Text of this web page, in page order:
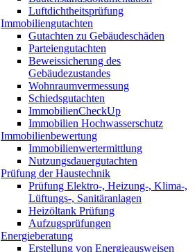
Luftdichtheitsprüfung
Immobiliengutachten
Gutachten zu Gebäudeschäden
Parteiengutachten
Beweissicherung des
Gebäudezustandes
Wohnraumvermessung
Schiedsgutachten
ImmobilienCheckUp
Immobilien Hochwasserschutz
Immobilienbewertung
Immobilienwertermittlung
Nutzungsdauergutachten
Prüfung der Haustechnik
Prüfung Elektro-, Heizung-, Klima-,
Lüftungs-, Sanitäranlagen
Heizöltank Prüfung
Aufzugsprüfungen
Energieberatung
Erstellung von Energieausweisen